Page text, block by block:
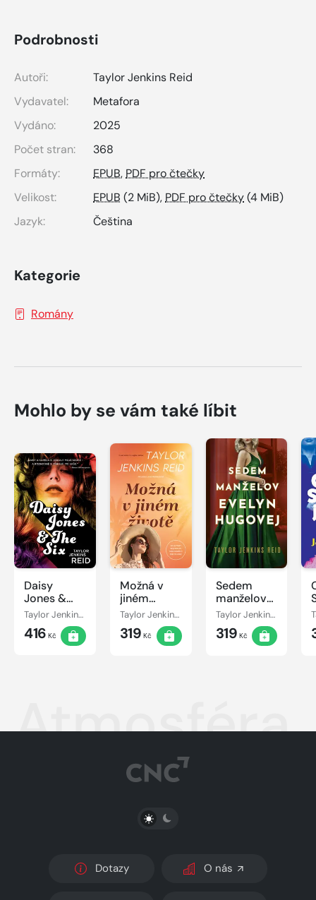
Podrobnosti
Autoři:
Taylor Jenkins Reid
Vydavatel:
Metafora
Vydáno:
2025
Počet stran:
368
Formáty:
EPUB, PDF pro čtečky
Velikost:
EPUB (2 MiB), PDF pro čtečky(4 MiB)
Jazyk:
Čeština
Kategorie
Romány
Mohlo by se vám také líbit
Daisy
Jones &
The Six
Taylor Jenkins Reid
416 Kč
Možná v
jiném
životě
Taylor Jenkins Reid
319 Kč
Sedem
manželov
Evelyn
Hugovej
Taylor Jenkins Reid
319 Kč
Atmosféra
PŘEPNOUT SVĚTLÝ/TMAVÝ REŽIM
Dotazy O nás